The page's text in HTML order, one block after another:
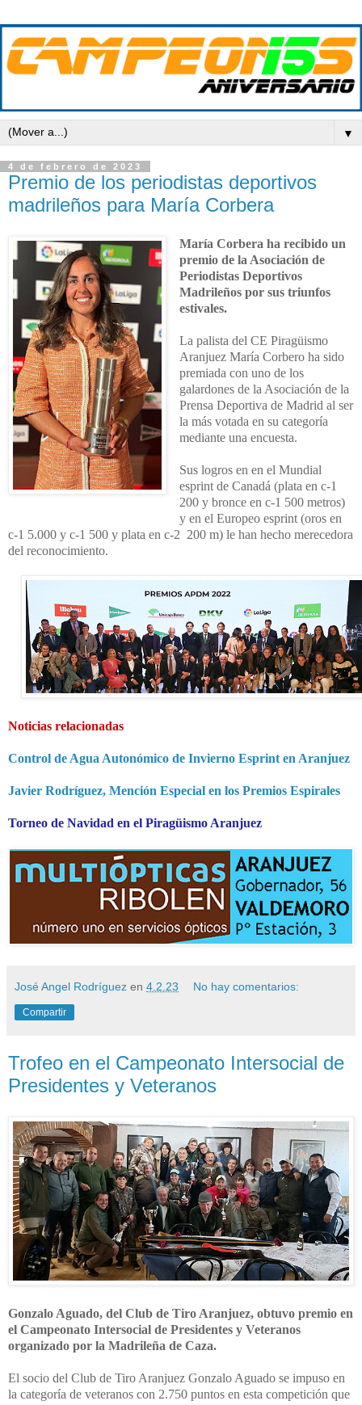
▼
4 de febrero de 2023
Premio de los periodistas deportivos
madrileños para María Corbera
María Corbera ha recibido un
premio de la Asociación de
Periodistas Deportivos
Madrileños por sus triunfos
estivales.
La palista del CE Piragüismo
Aranjuez María Corbero ha sido
premiada con uno de los
galardones de la Asociación de la
Prensa Deportiva de Madrid al ser
la más votada en su categoría
mediante una encuesta.
Sus logros en en el Mundial
esprint de Canadá (plata en c-1
200 y bronce en c-1 500 metros)
y en el Europeo esprint (oros en
c-1 5.000 y c-1 500 y plata en c-2 200 m) le han hecho merecedora
del reconocimiento.
Noticias relacionadas
Control de Agua Autonómico de Invierno Esprint en Aranjuez
Javier Rodríguez, Mención Especial en los Premios Espirales
Torneo de Navidad en el Piragüismo Aranjuez
José Angel Rodríguez en 4.2.23 No hay comentarios:
Compartir
Trofeo en el Campeonato Intersocial de
Presidentes y Veteranos
Gonzalo Aguado, del Club de Tiro Aranjuez, obtuvo premio en
el Campeonato Intersocial de Presidentes y Veteranos
organizado por la Madrileña de Caza.
El socio del Club de Tiro Aranjuez Gonzalo Aguado se impuso en
la categoría de veteranos con 2.750 puntos en esta competición que